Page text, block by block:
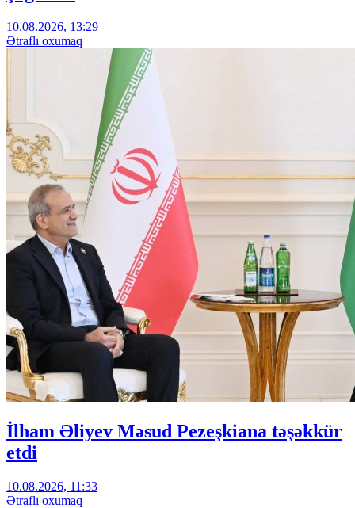
10.08.2026, 13:29
Ətraflı oxumaq
İlham Əliyev Məsud Pezeşkiana təşəkkür
etdi
10.08.2026, 11:33
Ətraflı oxumaq